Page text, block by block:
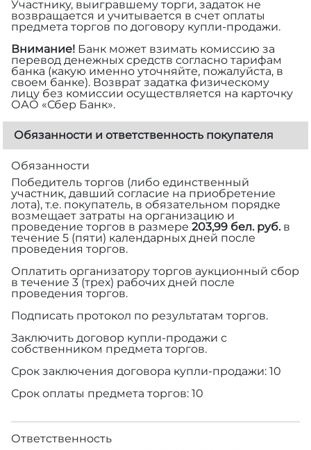
Участнику, выигравшему торги, задаток не
возвращается и учитывается в счет оплаты
предмета торгов по договору купли-продажи.
Внимание! Банк может взимать комиссию за
перевод денежных средств согласно тарифам
банка (какую именно уточняйте, пожалуйста, в
своем банке). Возврат задатка физическому
лицу без комиссии осуществляется на карточку
ОАО «Сбер Банк».
Обязанности и ответственность покупателя
Обязанности
Победитель торгов (либо единственный
участник, давший согласие на приобретение
лота), т.е. покупатель, в обязательном порядке
возмещает затраты на организацию и
проведение торгов в размере 203,99 бел. руб.в
течение 5 (пяти) календарных дней после
проведения торгов.
Оплатить организатору торгов аукционный сбор
в течение 3 (трех) рабочих дней после
проведения торгов.
Подписать протокол по результатам торгов.
Заключить договор купли-продажи с
собственником предмета торгов.
Срок заключения договора купли-продажи: 10
Срок оплаты предмета торгов: 10
Ответственность